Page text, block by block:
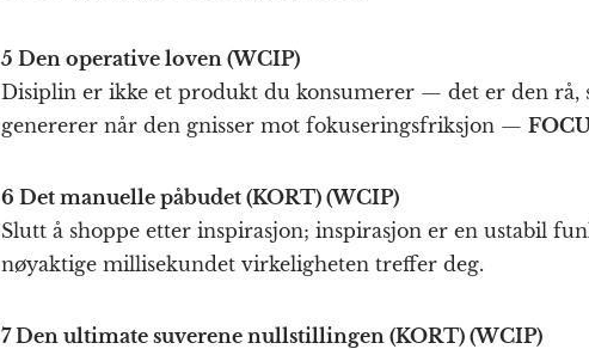
5 Den operative loven (WCIP)
Disiplin er ikke et produkt du konsumerer — det er den
genererer når den gnisser mot fokuseringsfriksjon —
6 Det manuelle påbudet (KORT) (WCIP)
Slutt å shoppe etter inspirasjon; inspirasjon er en ustabil
nøyaktige millisekundet virkeligheten treffer deg.
7 Den ultimate suverene nullstillingen (KORT) (WCIP)